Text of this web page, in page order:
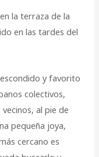
la terraza de la
en las tardes del
y favorito
colectivos,
al pie de
pequeña joya,
cercano es